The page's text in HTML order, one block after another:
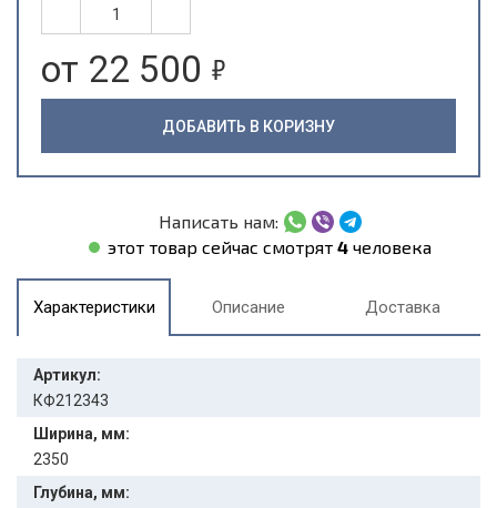
от 22 500 5
ДОБАВИТЬ В КОРИЗНУ
Написать нам:
этот товар сейчас смотрят 4человека
Характеристики Описание Доставка
Артикул:
КФ212343
Ширина, мм:
2350
Глубина, мм: